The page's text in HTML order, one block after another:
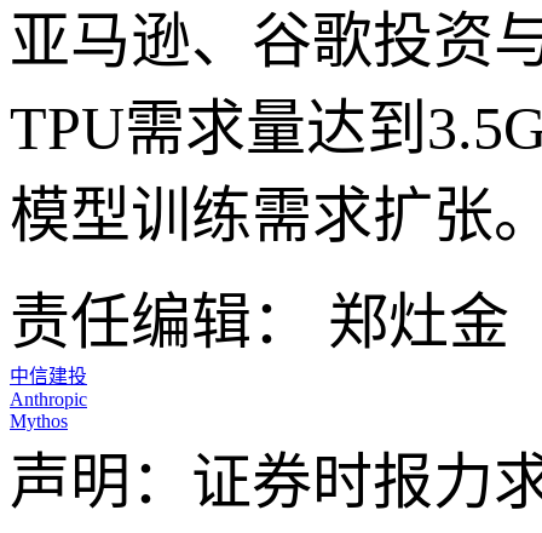
亚马逊、谷歌投资
TPU需求量达到
模型训练需求扩张
责任编辑： 郑灶金
中信建投
Anthropic
Mythos
声明：证券时报力